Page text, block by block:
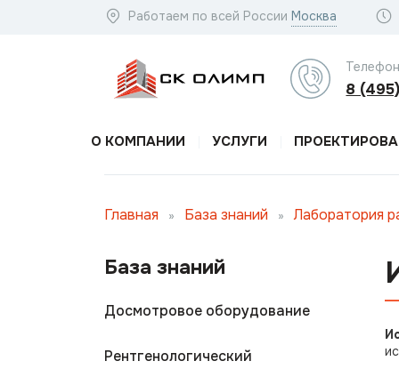
Работаем по всей России Москва
8
О КОМПАНИИ УСЛУГИ
Главная » База знаний » Лаборатория
База знаний
Досмотровое оборудование
Рентгенологический